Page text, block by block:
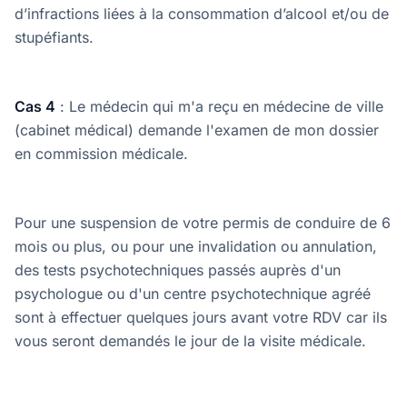
d’infractions liées à la consommation d’alcool et/ou de
stupéfiants.
Cas 4 : Le médecin qui m'a reçu en médecine de ville
(cabinet médical) demande l'examen de mon dossier
en commission médicale.
Pour une suspension de votre permis de conduire de 6
mois ou plus, ou pour une invalidation ou annulation,
des tests psychotechniques passés auprès d'un
psychologue ou d'un centre psychotechnique agréé
sont à effectuer quelques jours avant votre RDV car ils
vous seront demandés le jour de la visite médicale.